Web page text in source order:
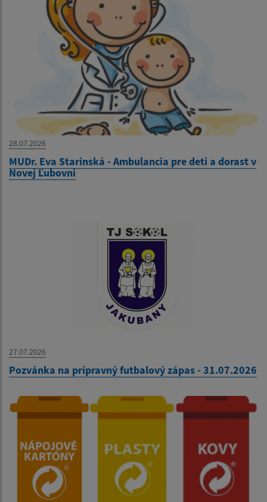
28.07.2026
MUDr. Eva Starinská - Ambulancia pre deti a dorast v
Novej Ľubovni
27.07.2026
Pozvánka na prípravný futbalový zápas - 31.07.2026